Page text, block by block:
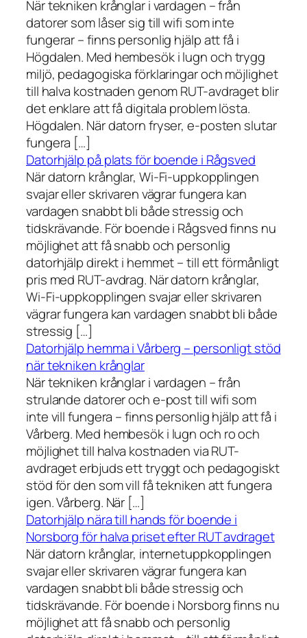
När tekniken krånglar i vardagen – från
datorer som låser sig till wifi som inte
fungerar – finns personlig hjälp att få i
Högdalen. Med hembesök i lugn och trygg
miljö, pedagogiska förklaringar och möjlighet
till halva kostnaden genom RUT-avdraget blir
det enklare att få digitala problem lösta.
Högdalen. När datorn fryser, e-posten slutar
fungera […]
Datorhjälp på plats för boende i Rågsved
När datorn krånglar, Wi-Fi-uppkopplingen
svajar eller skrivaren vägrar fungera kan
vardagen snabbt bli både stressig och
tidskrävande. För boende i Rågsved finns nu
möjlighet att få snabb och personlig
datorhjälp direkt i hemmet – till ett förmånligt
pris med RUT-avdrag. När datorn krånglar,
Wi-Fi-uppkopplingen svajar eller skrivaren
vägrar fungera kan vardagen snabbt bli både
stressig […]
Datorhjälp hemma i Vårberg – personligt stöd
när tekniken krånglar
När tekniken krånglar i vardagen – från
strulande datorer och e-post till wifi som
inte vill fungera – finns personlig hjälp att få i
Vårberg. Med hembesök i lugn och ro och
möjlighet till halva kostnaden via RUT-
avdraget erbjuds ett tryggt och pedagogiskt
stöd för den som vill få tekniken att fungera
igen. Vårberg. När […]
Datorhjälp nära till hands för boende i
Norsborg för halva priset efter RUT avdraget
När datorn krånglar, internetuppkopplingen
svajar eller skrivaren vägrar fungera kan
vardagen snabbt bli både stressig och
tidskrävande. För boende i Norsborg finns nu
möjlighet att få snabb och personlig